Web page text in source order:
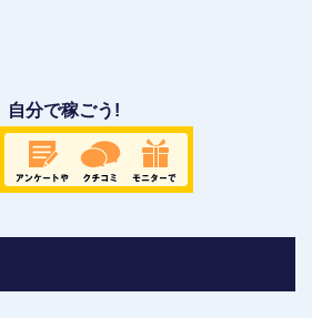
自分で稼ごう!